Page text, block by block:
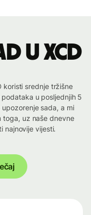
u XCD
koristi srednje tržišne
u posljednjih 5
sada, a mi
toga, uz naše dnevne
najnovije vijesti.